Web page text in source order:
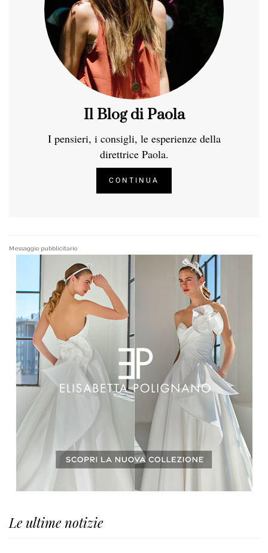
Il Blog di Paola
I pensieri, i consigli, le esperienze della
direttrice Paola.
CONTINUA
Messaggio pubblicitario
Le ultime notizie